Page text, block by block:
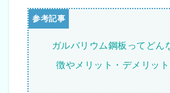
ガルバリウム鋼板ってどん
徴やメリット・デメリッ